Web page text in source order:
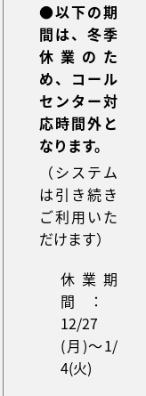
●以下の期
間は、冬季
休業のた
め、コール
センター対
応時間外と
なります。
（システム
は引き続き
ご利用いた
だけます）
休業期
間 ：
12/27
(月)～1/
4(火)